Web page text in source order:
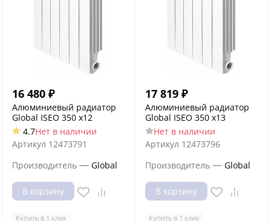
16 480 ₽
Алюминиевый радиатор
Global ISEO 350 x12
4.7Нет в наличии
Артикул 12473791
Производитель — Global
В корзину
Купить в 1 клик
17 819 ₽
Алюминиевый радиатор
Global ISEO 350 x13
Нет в наличии
Артикул 12473796
Производитель — Global
В корзину
Купить в 1 клик